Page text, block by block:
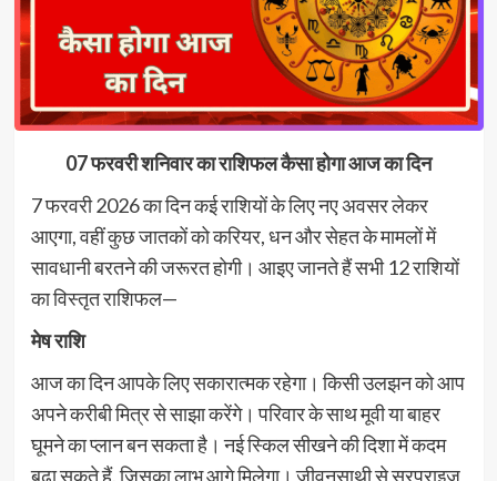
07 फरवरी शनिवार का राशिफल कैसा होगा आज का दिन
7 फरवरी 2026 का दिन कई राशियों के लिए नए अवसर लेकर
आएगा, वहीं कुछ जातकों को करियर, धन और सेहत के मामलों में
सावधानी बरतने की जरूरत होगी। आइए जानते हैं सभी 12 राशियों
का विस्तृत राशिफल—
मेष राशि
आज का दिन आपके लिए सकारात्मक रहेगा। किसी उलझन को आप
अपने करीबी मित्र से साझा करेंगे। परिवार के साथ मूवी या बाहर
घूमने का प्लान बन सकता है। नई स्किल सीखने की दिशा में कदम
बढ़ा सकते हैं, जिसका लाभ आगे मिलेगा। जीवनसाथी से सरप्राइज